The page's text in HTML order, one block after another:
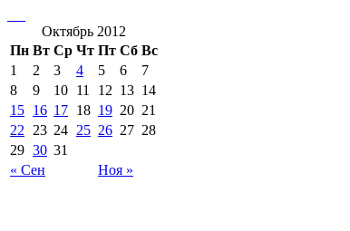
Октябрь 2012
Пн Вт Ср Чт Пт Сб Вс
« Сен Ноя »
1 2 3 4 5 6
7
8
9 10 11 12 13 14
15 16 17 18 19 20 21
22
23 24 25 26 27 28
29 30 31